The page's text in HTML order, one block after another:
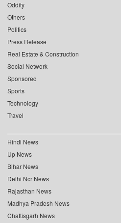
Oddity
Others
Politics
Press Release
Real Estate & Construction
Social Network
Sponsored
Sports
Technology
Travel
Hindi News
Up News
Bihar News
Delhi Ncr News
Rajasthan News
Madhya Pradesh News
Chattisgarh News